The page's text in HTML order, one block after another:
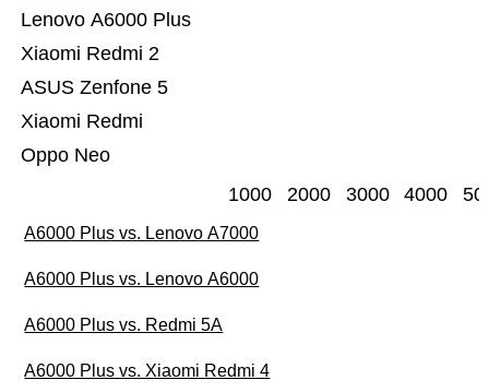
Oppo Neo
Xiaomi Redmi
ASUS Zenfone 5
Xiaomi Redmi 2
Lenovo A6000 Plus
1000 2000 3000 4000
A6000 Plus vs. Lenovo A7000
A6000 Plus vs. Lenovo A6000
A6000 Plus vs. Redmi 5A
A6000 Plus vs. Xiaomi Redmi 4